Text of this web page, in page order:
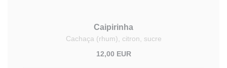
Caipirinha
Cachaça (rhum), citron, sucre
12,00 EUR